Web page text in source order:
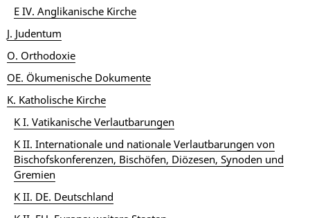
E IV. Anglikanische Kirche
J. Judentum
O. Orthodoxie
OE. Ökumenische Dokumente
K. Katholische Kirche
K I. Vatikanische Verlautbarungen
K II. Internationale und nationale Verlautbarungen von
Bischofskonferenzen, Bischöfen, Diözesen, Synoden und
Gremien
K II. DE. Deutschland